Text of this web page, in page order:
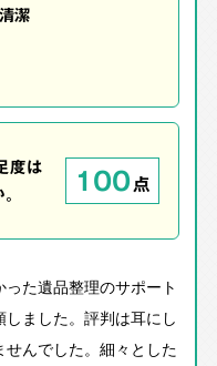
清潔
度は
100点
た遺品整理のサポート
ました。評判は耳にし
んでした。細々とした